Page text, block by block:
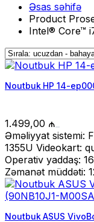
Əsas səhifə
Product
Intel® Core™
Noutbuk HP 14-
1.499,00 ₼
Əməliyyat sistemi:
1355U Videokart:
Operativ yaddaş:
Zəmanət müddəti:
Noutbuk ASUS